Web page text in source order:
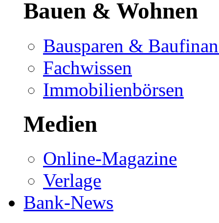
Bauen & Wohnen
Bausparen &
Fachwissen
Immobilienbörsen
Medien
Online-Magazine
Verlage
Bank-News